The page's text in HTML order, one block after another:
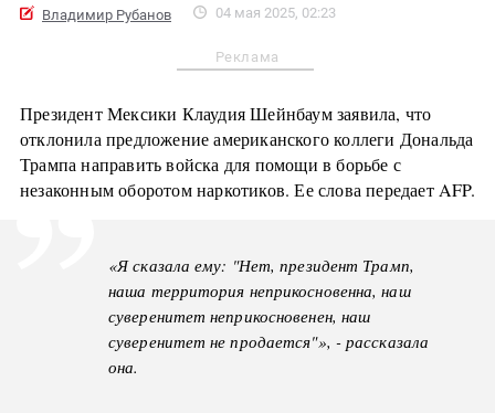
Владимир Рубанов 04 мая 2025, 02:23
Реклама
Президент Мексики Клаудия Шейнбаум заявила, что
отклонила предложение американского коллеги Дональда
Трампа направить войска для помощи в борьбе с
незаконным оборотом наркотиков. Ее слова передает AFP.
«Я сказала ему: "Нет, президент Трамп,
наша территория неприкосновенна, наш
суверенитет неприкосновенен, наш
суверенитет не продается"», - рассказала
она.